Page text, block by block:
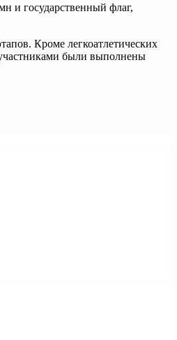
и государственный флаг,
Кроме легкоатлетических
были выполнены